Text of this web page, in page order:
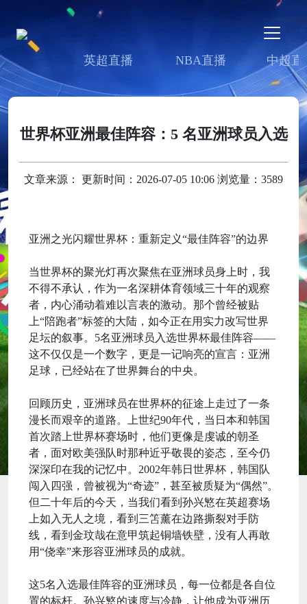
英超直播 NBA直播 中超直
世界杯亚洲最佳阵容：5 名亚洲球员入选
文章来源： 更新时间：2026-07-05 10:06 浏览量：3589
亚洲之光闪耀世界杯：重新定义“最佳阵容”的边界
当世界杯的聚光灯再次聚焦在亚洲球员身上时，我
不得不承认，作为一名深耕体育领域三十年的观察
者，内心涌动着难以言表的激动。那个曾经被贴
上“陪跑者”标签的大陆，如今正在用实力改写世界
足坛的叙事。5名亚洲球员入选世界杯最佳阵容——
这不仅仅是一个数字，更是一记响亮的宣言：亚洲
足球，已经站在了世界舞台的中央。
回顾历史，亚洲球员在世界杯的征途上走过了一条
漫长而艰辛的道路。上世纪90年代，当日本和韩国
首次踏上世界杯赛场时，他们更像是虔诚的朝圣
者，面对欧美强队时那种近乎敬畏的姿态，至今仍
深深印在我的记忆中。2002年韩日世界杯，韩国队
闯入四强，曾被视为“奇迹”，甚至被质疑为“偶然”。
但二十年后的今天，当我们看到孙兴慜在英超赛场
上如入无人之境，看到三笘薰在边路撕裂对手防
线，看到金玟哉在意甲筑起铜墙铁壁，没有人再敢
用“侥幸”来形容亚洲球员的成就。
这5名入选最佳阵容的亚洲球员，每一位都是各自位
置的标杆。孙兴慜的速度与冷静，让他成为亚洲历